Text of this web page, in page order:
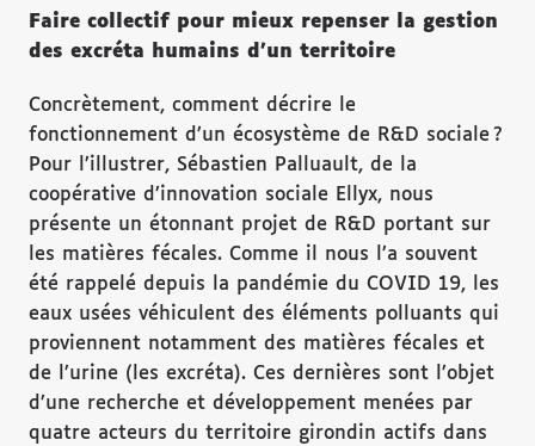
Faire collectif pour mieux repenser la gestion
des excréta humains d’un territoire
Concrètement, comment décrire le
fonctionnement d’un écosystème de R&D sociale ?
Pour l’illustrer, Sébastien Palluault, de la
coopérative d’innovation sociale Ellyx, nous
présente un étonnant projet de R&D portant sur
les matières fécales. Comme il nous l’a souvent
été rappelé depuis la pandémie du COVID 19, les
eaux usées véhiculent des éléments polluants qui
proviennent notamment des matières fécales et
de l’urine (les excréta). Ces dernières sont l’objet
d’une recherche et développement menées par
quatre acteurs du territoire girondin actifs dans